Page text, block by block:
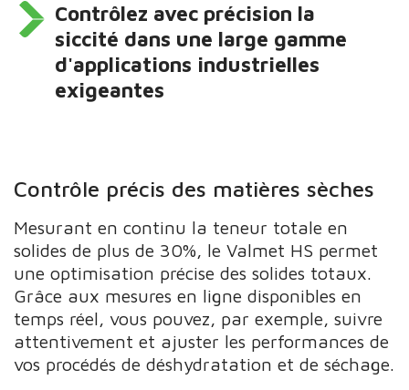
Contrôlez avec précision la
siccité dans une large gamme
d'applications industrielles
exigeantes
Contrôle précis des matières sèches
Mesurant en continu la teneur totale en
solides de plus de 30%, le Valmet HS permet
une optimisation précise des solides totaux.
Grâce aux mesures en ligne disponibles en
temps réel, vous pouvez, par exemple, suivre
attentivement et ajuster les performances de
vos procédés de déshydratation et de séchage.